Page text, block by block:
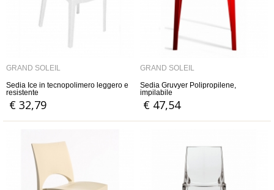
GRAND SOLEIL
Sedia Ice in tecnopolimero leggero e
resistente
€ 32,79
GRAND SOLEIL
Sedia Gruvyer Polipropilene,
impilabile
€ 47,54